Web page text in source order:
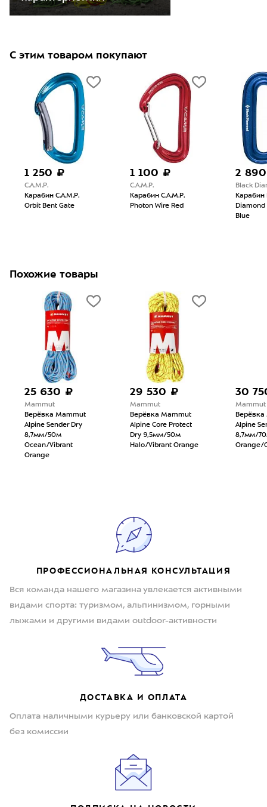
С этим товаром покупают
1 250 ₽
C.A.M.P.
Карабин C.A.M.P.
Orbit Bent Gate
1 100 ₽
C.A.M.P.
Карабин C.A.M.P.
Photon Wire Red
2
Black
Карабин
Blue
Похожие товары
25 630 ₽
Mammut
Верёвка Mammut
Alpine Sender Dry
8,7мм/50м
Ocean/Vibrant
Orange
29 530 ₽
Mammut
Верёвка Mammut
Alpine Core Protect
Dry 9,5мм/50м
Halo/Vibrant Orange
30
Mammut
Alpine
8,7мм/
Orange/
ПРОФЕССИОНАЛЬНАЯ КОНСУЛЬТАЦИЯ
Вся команда нашего магазина увлекается активными
видами спорта: туризмом, альпинизмом, горными
лыжами и другими видами outdoor-активности
ДОСТАВКА И ОПЛАТА
Оплата наличными курьеру или банковской картой
без комиссии